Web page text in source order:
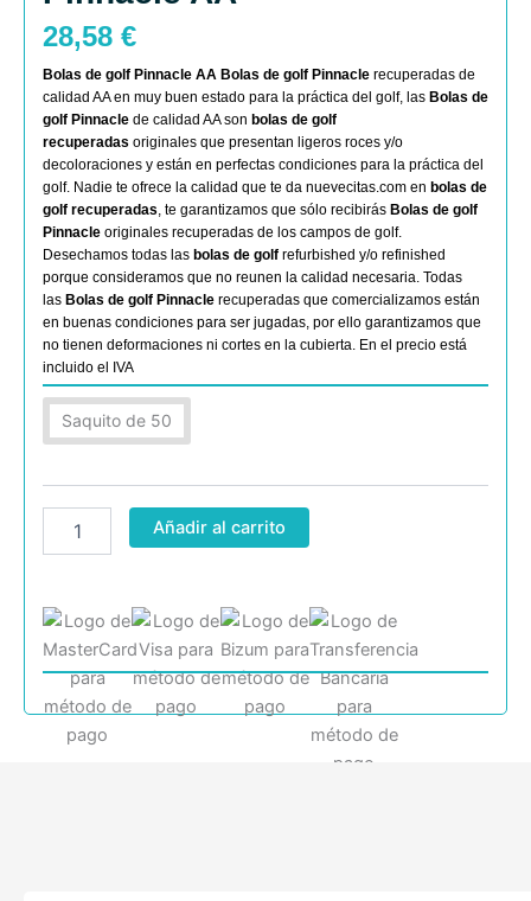
28,58 €
Bolas de golf Pinnacle AA Bolas de golf Pinnacle recuperadas de
calidad AA en muy buen estado para la práctica del golf, las Bolas de
golf Pinnacle de calidad AA son bolas de golf
recuperadas originales que presentan ligeros roces y/o
decoloraciones y están en perfectas condiciones para la práctica del
golf. Nadie te ofrece la calidad que te da nuevecitas.com en bolas de
golf recuperadas, te garantizamos que sólo recibirás Bolas de golf
Pinnacle originales recuperadas de los campos de golf.
Desechamos todas las bolas de golf refurbished y/o refinished
porque consideramos que no reunen la calidad necesaria. Todas
las Bolas de golf Pinnacle recuperadas que comercializamos están
en buenas condiciones para ser jugadas, por ello garantizamos que
no tienen deformaciones ni cortes en la cubierta. En el precio está
incluido el IVA
Saquito de 50
Pinnacle
AA
cantidad
Añadir al carrito